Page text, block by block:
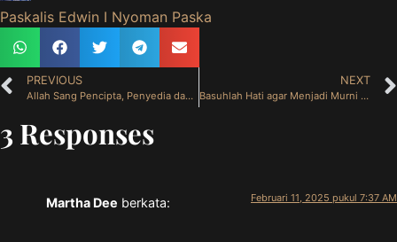
Paskalis Edwin I Nyoman Paska
PREVIOUS
Allah Sang Pencipta, Penyedia dan Penyembuh (10 Februari 2025)
NEXT
Basuhlah Hati agar Menjadi Murni (12 Februari 2025)
3 Responses
Martha Dee berkata: Februari 11, 2025 pukul 7:37 AM